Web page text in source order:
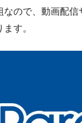
なので、動画配
す。